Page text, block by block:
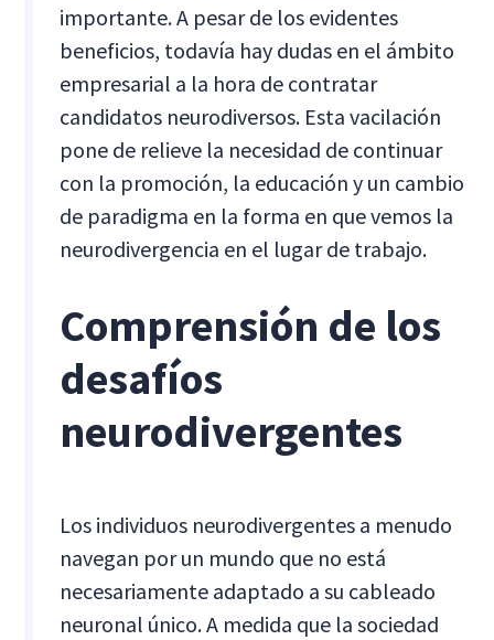
importante. A pesar de los evidentes
beneficios, todavía hay dudas en el ámbito
empresarial a la hora de contratar
candidatos neurodiversos. Esta vacilación
pone de relieve la necesidad de continuar
con la promoción, la educación y un cambio
de paradigma en la forma en que vemos la
neurodivergencia en el lugar de trabajo.
Comprensión de los
desafíos
neurodivergentes
Los individuos neurodivergentes a menudo
navegan por un mundo que no está
necesariamente adaptado a su cableado
neuronal único. A medida que la sociedad